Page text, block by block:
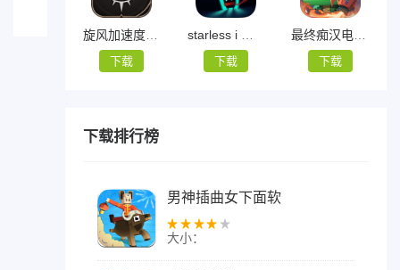
下载 下载 下载
下载排行榜
男神插曲女下面软
件
大小：